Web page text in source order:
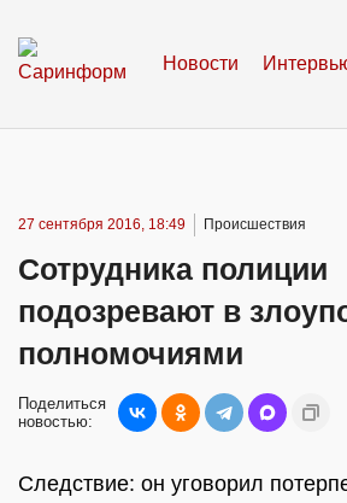
Новости
27 сентября 2016, 18:49 Происшествия
Сотрудника полиции
подозревают в
полномочиями
Поделиться
новостью:
Следствие: он уговорил